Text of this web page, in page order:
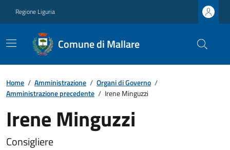
Regione Liguria
Comune di Mallare
Home / Amministrazione / Organi di Governo /
Amministrazione precedente / Irene Minguzzi
Irene Minguzzi
Consigliere